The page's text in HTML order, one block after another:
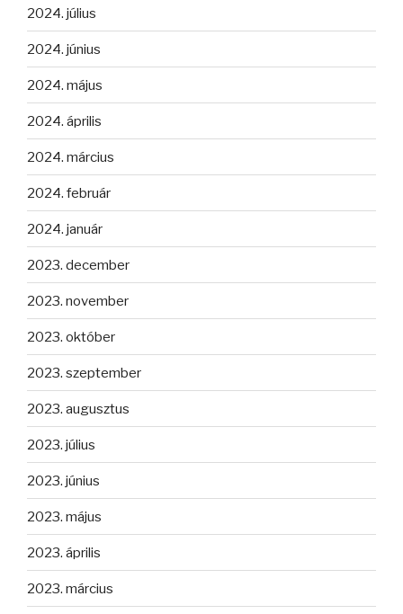
2024. július
2024. június
2024. május
2024. április
2024. március
2024. február
2024. január
2023. december
2023. november
2023. október
2023. szeptember
2023. augusztus
2023. július
2023. június
2023. május
2023. április
2023. március